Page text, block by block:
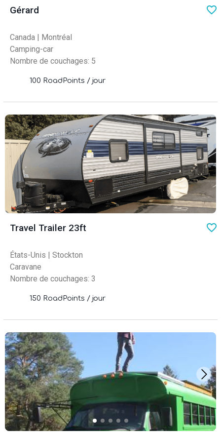
Gérard
Canada | Montréal
Camping-car
Nombre de couchages: 5
100 RoadPoints / jour
Travel Trailer 23ft
États-Unis | Stockton
Caravane
Nombre de couchages: 3
150 RoadPoints / jour